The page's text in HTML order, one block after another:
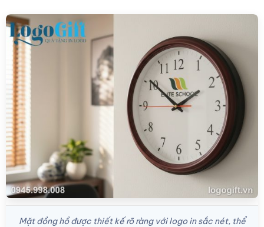
Mặt đồng hồ được thiết kế rõ ràng với logo in sắc nét, thể